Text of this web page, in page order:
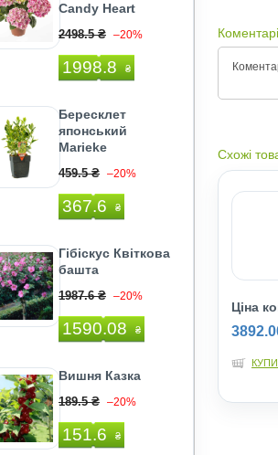
Candy Heart
2498.5 ₴ –20%
1998.8 ₴
Бересклет
японський
Marieke
459.5 ₴ –20%
367.6 ₴
Гібіскус Квіткова
башта
1987.6 ₴ –20%
1590.08 ₴
Вишня Казка
189.5 ₴ –20%
151.6 ₴
Коментарі
Схожі
Ціна